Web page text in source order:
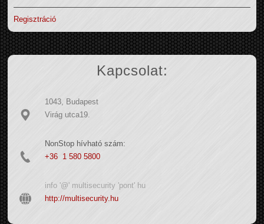
Regisztráció
Kapcsolat:
1043, Budapest
Virág utca19.
NonStop hívható szám:
+36 1 580 5800
info '@' multisecurity 'pont' hu
http://multisecurity.hu